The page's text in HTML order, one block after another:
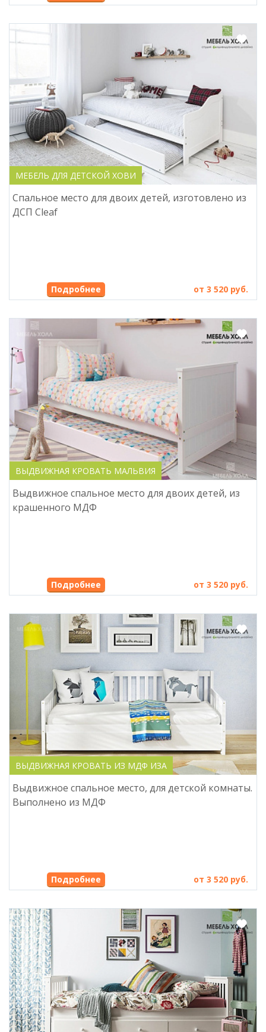
МЕБЕЛЬ ДЛЯ ДЕТСКОЙ ХОВИ
Спальное место для двоих детей, изготовлено из
ДСП Cleaf
Подробнее от 3 520 руб.
ВЫДВИЖНАЯ КРОВАТЬ МАЛЬВИЯ
Выдвижное спальное место для двоих детей, из
крашенного МДФ
Подробнее от 3 520 руб.
ВЫДВИЖНАЯ КРОВАТЬ ИЗ МДФ ИЗА
Выдвижное спальное место, для детской комнаты.
Выполнено из МДФ
Подробнее от 3 520 руб.